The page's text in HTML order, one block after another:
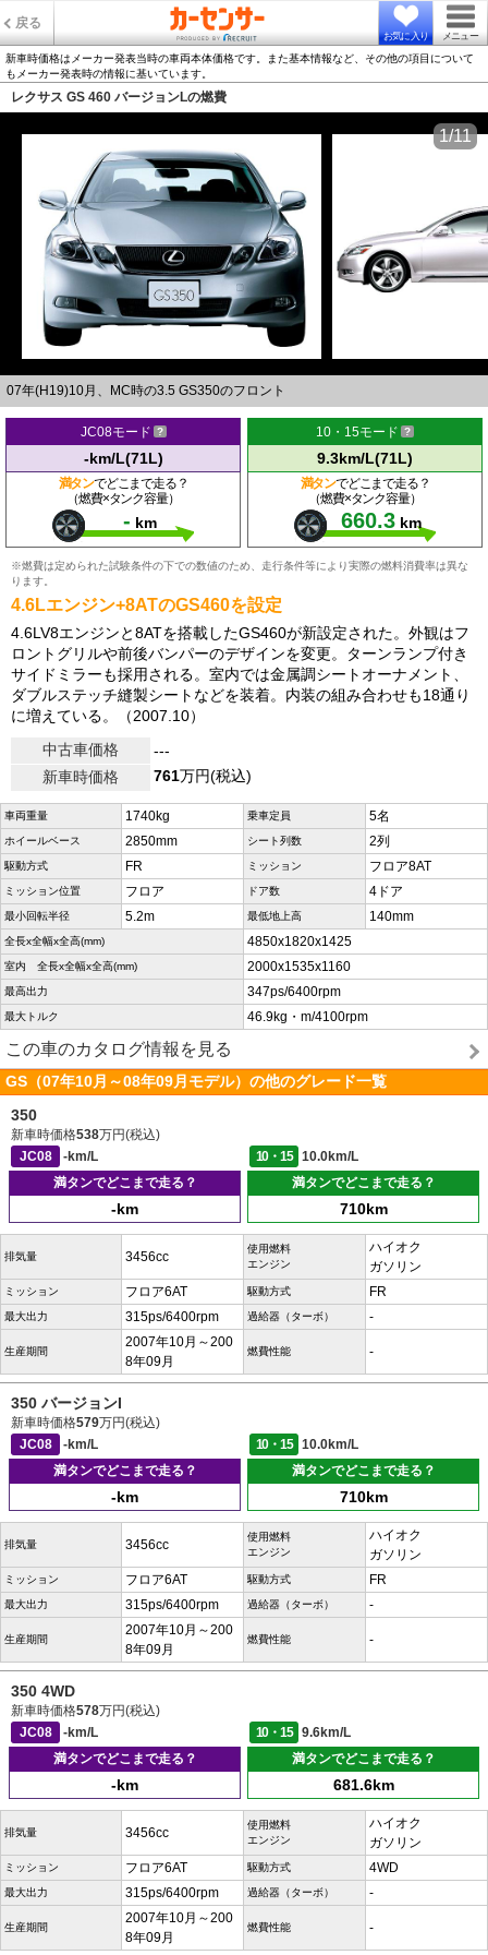
戻る
お気に入り メニュー
新車時価格はメーカー発表当時の車両本体価格です。また基本情報など、その他の項目について
もメーカー発表時の情報に基いています。
レクサス GS 460 バージョンLの燃費
07年(H19)10月、MC時の3.5 GS350のフロント
1/11
JC08モード
-km/L(71L)
満タンでどこまで走る？
（燃費×タンク容量）
- km
10・15モード
9.3km/L(71L)
満タンでどこまで走る？
（燃費×タンク容量）
660.3 km
※燃費は定められた試験条件の下での数値のため、走行条件等により実際の燃料消費率は異な
ります。
4.6Lエンジン+8ATのGS460を設定
4.6LV8エンジンと8ATを搭載したGS460が新設定された。外観はフ
ロントグリルや前後バンパーのデザインを変更。ターンランプ付き
サイドミラーも採用される。室内では金属調シートオーナメント、
ダブルステッチ縫製シートなどを装着。内装の組み合わせも18通り
に増えている。（2007.10）
中古車価格
---
新車時価格
761万円(税込)
車両重量 1740kg 乗車定員 5名
ホイールベース 2850mm シート列数 2列
駆動方式 FR ミッション フロア8AT
ミッション位置 フロア ドア数 4ドア
最小回転半径 5.2m 最低地上高 140mm
全長x全幅x全高(mm) 4850x1820x1425
室内 全長x全幅x全高(mm) 2000x1535x1160
最高出力 347ps/6400rpm
最大トルク 46.9kg・m/4100rpm
この車のカタログ情報を見る
GS（07年10月～08年09月モデル）の他のグレード一覧
350
新車時価格538万円(税込)
JC08
-km/L 10・15
10.0km/L
満タンでどこまで走る？
-km
満タンでどこまで走る？
710km
排気量 3456cc
使用燃料
エンジン
ハイオク
ガソリン
ミッション フロア6AT 駆動方式 FR
最大出力 315ps/6400rpm 過給器（ターボ） -
生産期間
2007年10月～200
8年09月
燃費性能 -
350 バージョンI
新車時価格579万円(税込)
JC08
-km/L 10・15
10.0km/L
満タンでどこまで走る？
-km
満タンでどこまで走る？
710km
排気量 3456cc
使用燃料
エンジン
ハイオク
ガソリン
ミッション フロア6AT 駆動方式 FR
最大出力 315ps/6400rpm 過給器（ターボ） -
生産期間
2007年10月～200
8年09月
燃費性能 -
350 4WD
新車時価格578万円(税込)
JC08
-km/L 10・15
9.6km/L
満タンでどこまで走る？
-km
満タンでどこまで走る？
681.6km
排気量 3456cc
使用燃料
エンジン
ハイオク
ガソリン
ミッション フロア6AT 駆動方式 4WD
最大出力 315ps/6400rpm 過給器（ターボ） -
生産期間
2007年10月～200
8年09月
燃費性能 -